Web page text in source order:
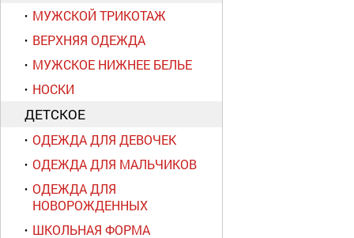
МУЖСКОЙ ТРИКОТАЖ
ВЕРХНЯЯ ОДЕЖДА
МУЖСКОЕ НИЖНЕЕ БЕЛЬЕ
НОСКИ
ДЕТСКОЕ
ОДЕЖДА ДЛЯ ДЕВОЧЕК
ОДЕЖДА ДЛЯ МАЛЬЧИКОВ
ОДЕЖДА ДЛЯ
НОВОРОЖДЕННЫХ
ШКОЛЬНАЯ ФОРМА